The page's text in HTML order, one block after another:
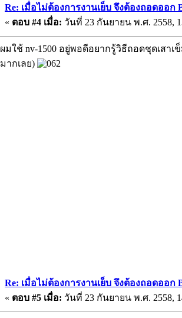
Re: เมื่อไม่ต้องการงานเย็บ จึงต้องถอดออก
« ตอบ #4 เมื่อ: วันที่ 23 กันยายน พ.ศ. 2558,
ผมใช้ nv-1500 อยู่พอดีอยากรู้วิธีถอดชุดเสา
มากเลย)
Re: เมื่อไม่ต้องการงานเย็บ จึงต้องถอดออก
« ตอบ #5 เมื่อ: วันที่ 23 กันยายน พ.ศ. 2558,